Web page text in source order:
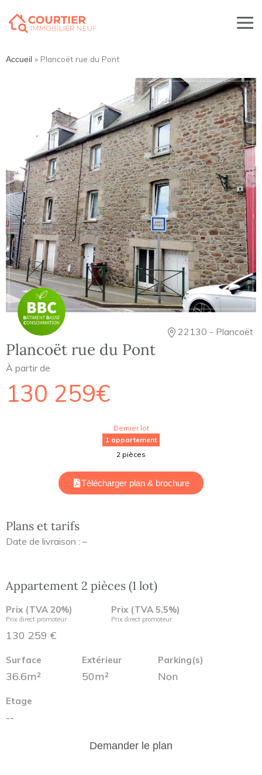
Accueil » Plancoët rue du Pont
22130 - Plancoët
Plancoët rue du Pont
À partir de
130 259€
Dernier lot
1 appartement
2 pièces
Télécharger plan & brochure
Plans et tarifs
Date de livraison : –
Appartement 2 pièces (1 lot)
Prix (TVA 20%)
Prix direct promoteur
130 259 €
Prix (TVA 5.5%)
Prix direct promoteur
Surface
36.6m²
Extérieur
50m²
Parking(s)
Non
Etage
--
Demander le plan